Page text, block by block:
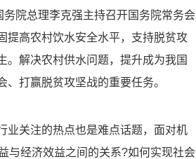
务院总理李克强主持召开国务院常务会
提高农村饮水安全水平，支持脱贫攻
。解决农村供水问题，提升成为我国
、打赢脱贫攻坚战的重要任务。
业关注的热点也是难点话题，面对机
与经济效益之间的关系?如何实现社会